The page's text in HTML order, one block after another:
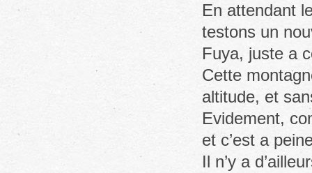
En attendant
testons un
Fuya, juste a
Cette
altitude, et
Evidement,
et c’est a
Il n’y a